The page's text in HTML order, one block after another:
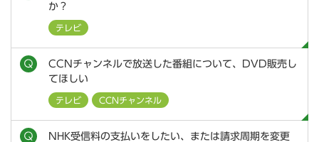
か？
テレビ
CCNチャンネルで放送した番組について、DVD販売し
てほしい
テレビ CCNチャンネル
NHK受信料の支払いをしたい、または請求周期を変更